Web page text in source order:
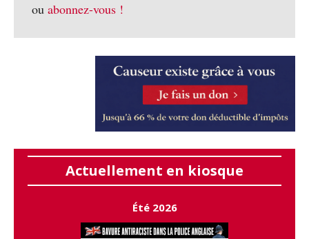
ou abonnez-vous !
Actuellement en kiosque
Été 2026